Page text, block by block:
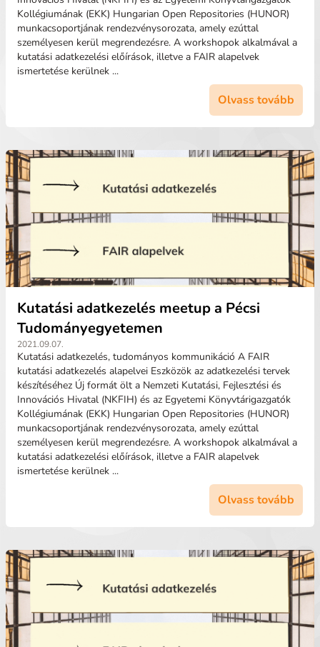
Kollégiumának (EKK) Hungarian Open Repositories (HUNOR)
munkacsoportjának rendezvénysorozata, amely ezúttal
személyesen kerül megrendezésre. A workshopok alkalmával a
kutatási adatkezelési előírások, illetve a FAIR alapelvek
ismertetése kerülnek ...
Olvass tovább
Kutatási adatkezelés meetup a Pécsi
Tudományegyetemen
2021.09.07.
Kutatási adatkezelés, tudományos kommunikáció A FAIR
kutatási adatkezelés alapelvei Eszközök az adatkezelési tervek
készítéséhez Új formát ölt a Nemzeti Kutatási, Fejlesztési és
Innovációs Hivatal (NKFIH) és az Egyetemi Könyvtárigazgatók
Kollégiumának (EKK) Hungarian Open Repositories (HUNOR)
munkacsoportjának rendezvénysorozata, amely ezúttal
személyesen kerül megrendezésre. A workshopok alkalmával a
kutatási adatkezelési előírások, illetve a FAIR alapelvek
ismertetése kerülnek ...
Olvass tovább